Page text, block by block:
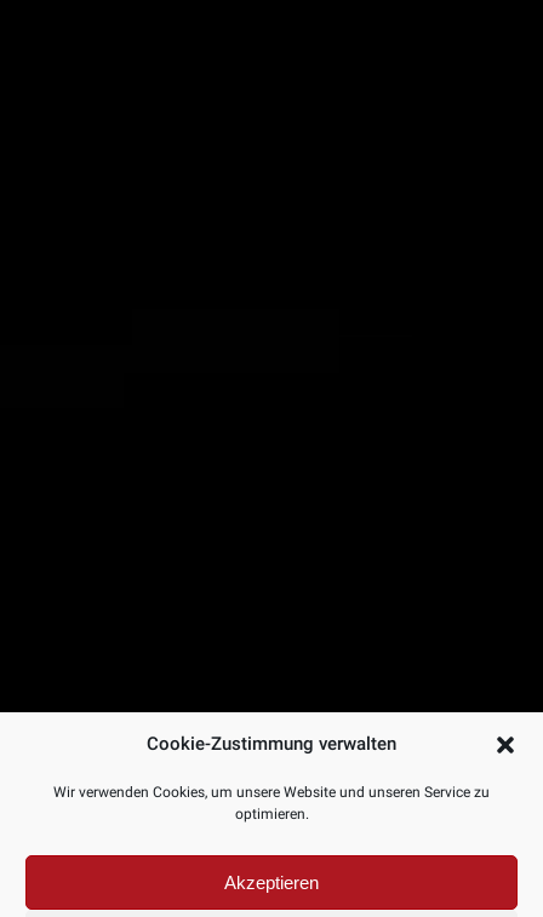
Cookie-Zustimmung verwalten
Wir verwenden Cookies, um unsere Website und unseren Service zu
optimieren.
Akzeptieren